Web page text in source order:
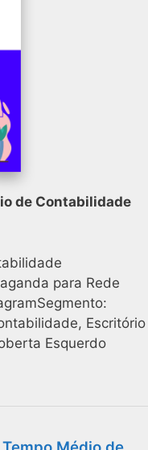
de Contabilidade
para Rede
Escritório
Esquerdo